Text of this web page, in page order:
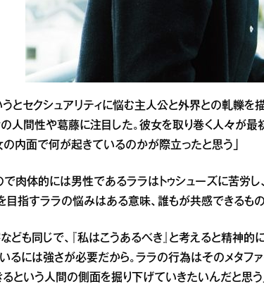
うとセクシュアリティに悩む主人公と外界との軋轢
人間性や葛藤に注目した。彼女を取り巻く人々が最
の内面で何が起きているのかが際立ったと思う」
肉体的には男性であるララはトゥシューズに苦労し
目指すララの悩みはある意味、誰もが共感できるもの
ども同じで、『私はこうあるべき』と考えると精神
るには強さが必要だから。ララの行為はそのメタファ
という人間の側面を掘り下げていきたいんだと思う」